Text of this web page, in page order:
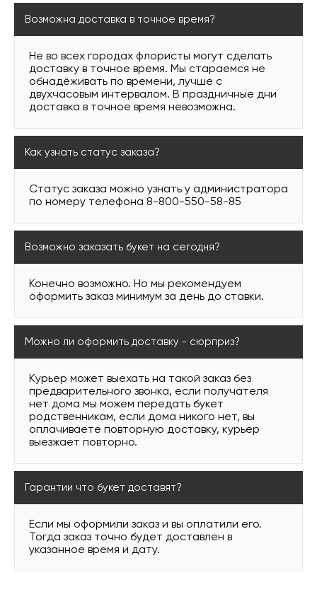
Возможна доставка в точное время?
Не во всех городах флористы могут сделать
доставку в точное время. Мы стараемся не
обнадёживать по времени, лучше с
двухчасовым интервалом. В праздничные дни
доставка в точное время невозможна.
Как узнать статус заказа?
Статус заказа можно узнать у администратора
по номеру телефона 8-800-550-58-85
Возможно заказать букет на сегодня?
Конечно возможно. Но мы рекомендуем
оформить заказ минимум за день до ставки.
Можно ли оформить доставку - сюрприз?
Курьер может выехать на такой заказ без
предварительного звонка, если получателя
нет дома мы можем передать букет
родственникам, если дома никого нет, вы
оплачиваете повторную доставку, курьер
выезжает повторно.
Гарантии что букет доставят?
Если мы оформили заказ и вы оплатили его.
Тогда заказ точно будет доставлен в
указанное время и дату.